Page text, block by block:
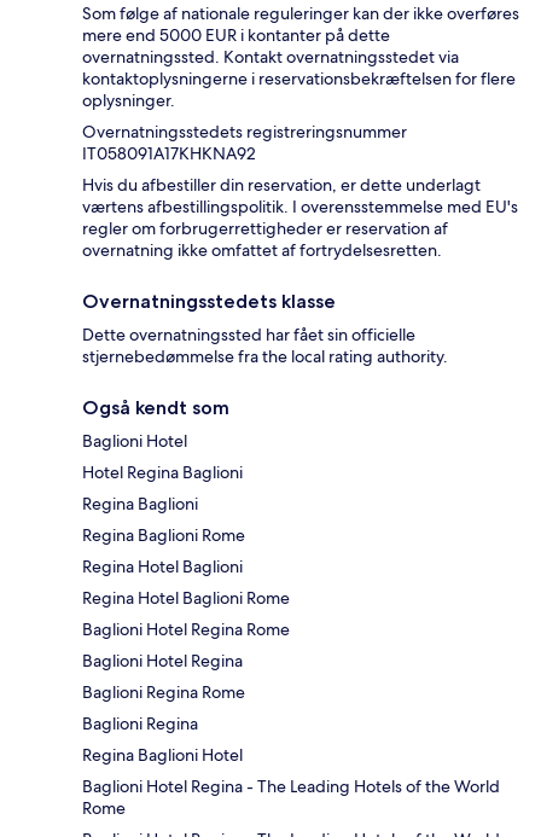
Som følge af nationale reguleringer kan der ikke overføres
mere end 5000 EUR i kontanter på dette
overnatningssted. Kontakt overnatningsstedet via
kontaktoplysningerne i reservationsbekræftelsen for flere
oplysninger.
Overnatningsstedets registreringsnummer
IT058091A17KHKNA92
Hvis du afbestiller din reservation, er dette underlagt
værtens afbestillingspolitik. I overensstemmelse med EU's
regler om forbrugerrettigheder er reservation af
overnatning ikke omfattet af fortrydelsesretten.
Overnatningsstedets klasse
Dette overnatningssted har fået sin officielle
stjernebedømmelse fra the local rating authority.
Også kendt som
Baglioni Hotel
Hotel Regina Baglioni
Regina Baglioni
Regina Baglioni Rome
Regina Hotel Baglioni
Regina Hotel Baglioni Rome
Baglioni Hotel Regina Rome
Baglioni Hotel Regina
Baglioni Regina Rome
Baglioni Regina
Regina Baglioni Hotel
Baglioni Hotel Regina - The Leading Hotels of the World
Rome